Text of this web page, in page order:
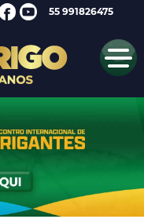
55 991826475